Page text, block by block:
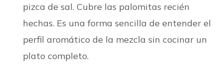
pizca de sal. Cubre las palomitas recién
hechas. Es una forma sencilla de entender el
perfil aromático de la mezcla sin cocinar un
plato completo.